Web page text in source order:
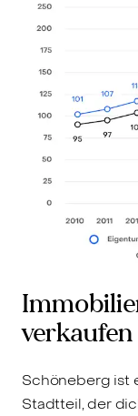
Schöneberg ist
Stadtteil, der